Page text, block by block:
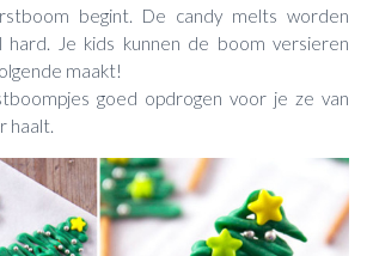
begint. De candy melts worden
hard. Je kids kunnen de boom versieren
maakt!
goed opdrogen voor je ze van
haalt.